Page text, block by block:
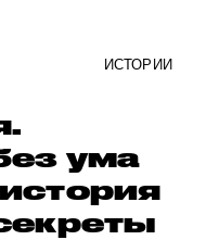
ИСТОРИИ
ума